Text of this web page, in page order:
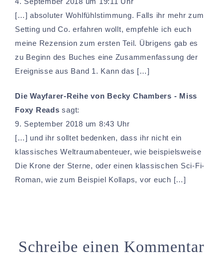
[…] absoluter Wohlfühlstimmung. Falls ihr mehr zum
Setting und Co. erfahren wollt, empfehle ich euch
meine Rezension zum ersten Teil. Übrigens gab es
zu Beginn des Buches eine Zusammenfassung der
Ereignisse aus Band 1. Kann das […]
Die Wayfarer-Reihe von Becky Chambers - Miss
Foxy Reads sagt:
9. September 2018 um 8:43 Uhr
[…] und ihr solltet bedenken, dass ihr nicht ein
klassisches Weltraumabenteuer, wie beispielsweise
Die Krone der Sterne, oder einen klassischen Sci-Fi-
Roman, wie zum Beispiel Kollaps, vor euch […]
Schreibe einen Kommentar